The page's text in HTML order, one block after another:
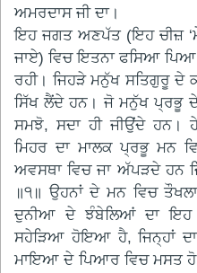
ਅਮਰਦਾਸ ਜੀ ਦਾ।
ਇਹ ਜਗਤ ਅਣਪੱਤ (ਇਹ ਚੀਜ਼
ਜਾਏ) ਵਿਚ ਇਤਨਾ ਫਸਿਆ ਪਿਆ
ਰਹੀ। ਜਿਹੜੇ ਮਨੁੱਖ ਸਤਿਗੁਰੂ ਦੇ
ਸਿੱਖ ਲੈਂਦੇ ਹਨ। ਜੋ ਮਨੁੱਖ ਪ੍ਰਭੂ
ਸਮਝੋ, ਸਦਾ ਹੀ ਜੀਉਂਦੇ
ਮਿਹਰ ਦਾ ਮਾਲਕ ਪ੍ਰਭੂ ਮਨ
ਅਵਸਥਾ ਵਿਚ ਜਾ ਅੱਪੜਦੇ ਹਨ
॥੧॥ ਉਹਨਾਂ ਦੇ ਮਨ ਵਿਚ
ਦੁਨੀਆ ਦੇ ਝੰਬੇਲਿਆਂ ਦਾ
ਸਹੇੜਿਆ ਹੋਇਆ ਹੈ, ਜਿਨ੍ਹਾਂ
ਮਾਇਆ ਦੇ ਪਿਆਰ ਵਿਚ ਮਸਤ